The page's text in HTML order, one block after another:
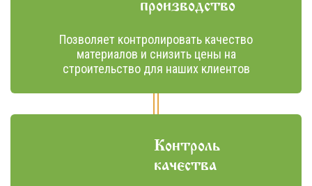
производство
Позволяет контролировать качество
материалов и снизить цены на
строительство для наших клиентов
Контроль
качества